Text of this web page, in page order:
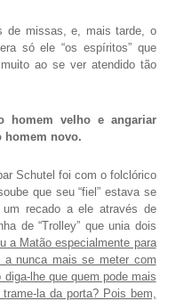
de missas, e, mais tarde, o
só ele “os espíritos” que
ao se ver atendido tão
homem velho e angariar
homem novo.
Schutel foi com o folclórico
que seu “fiel” estava se
um recado a ele através de
de “Trolley” que unia dois
a Matão especialmente para
a nunca mais se meter com
lhe que quem pode mais
la da porta? Pois bem,